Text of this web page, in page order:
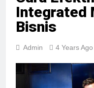
Integrated
Bisnis
Admin 4 Years Ago